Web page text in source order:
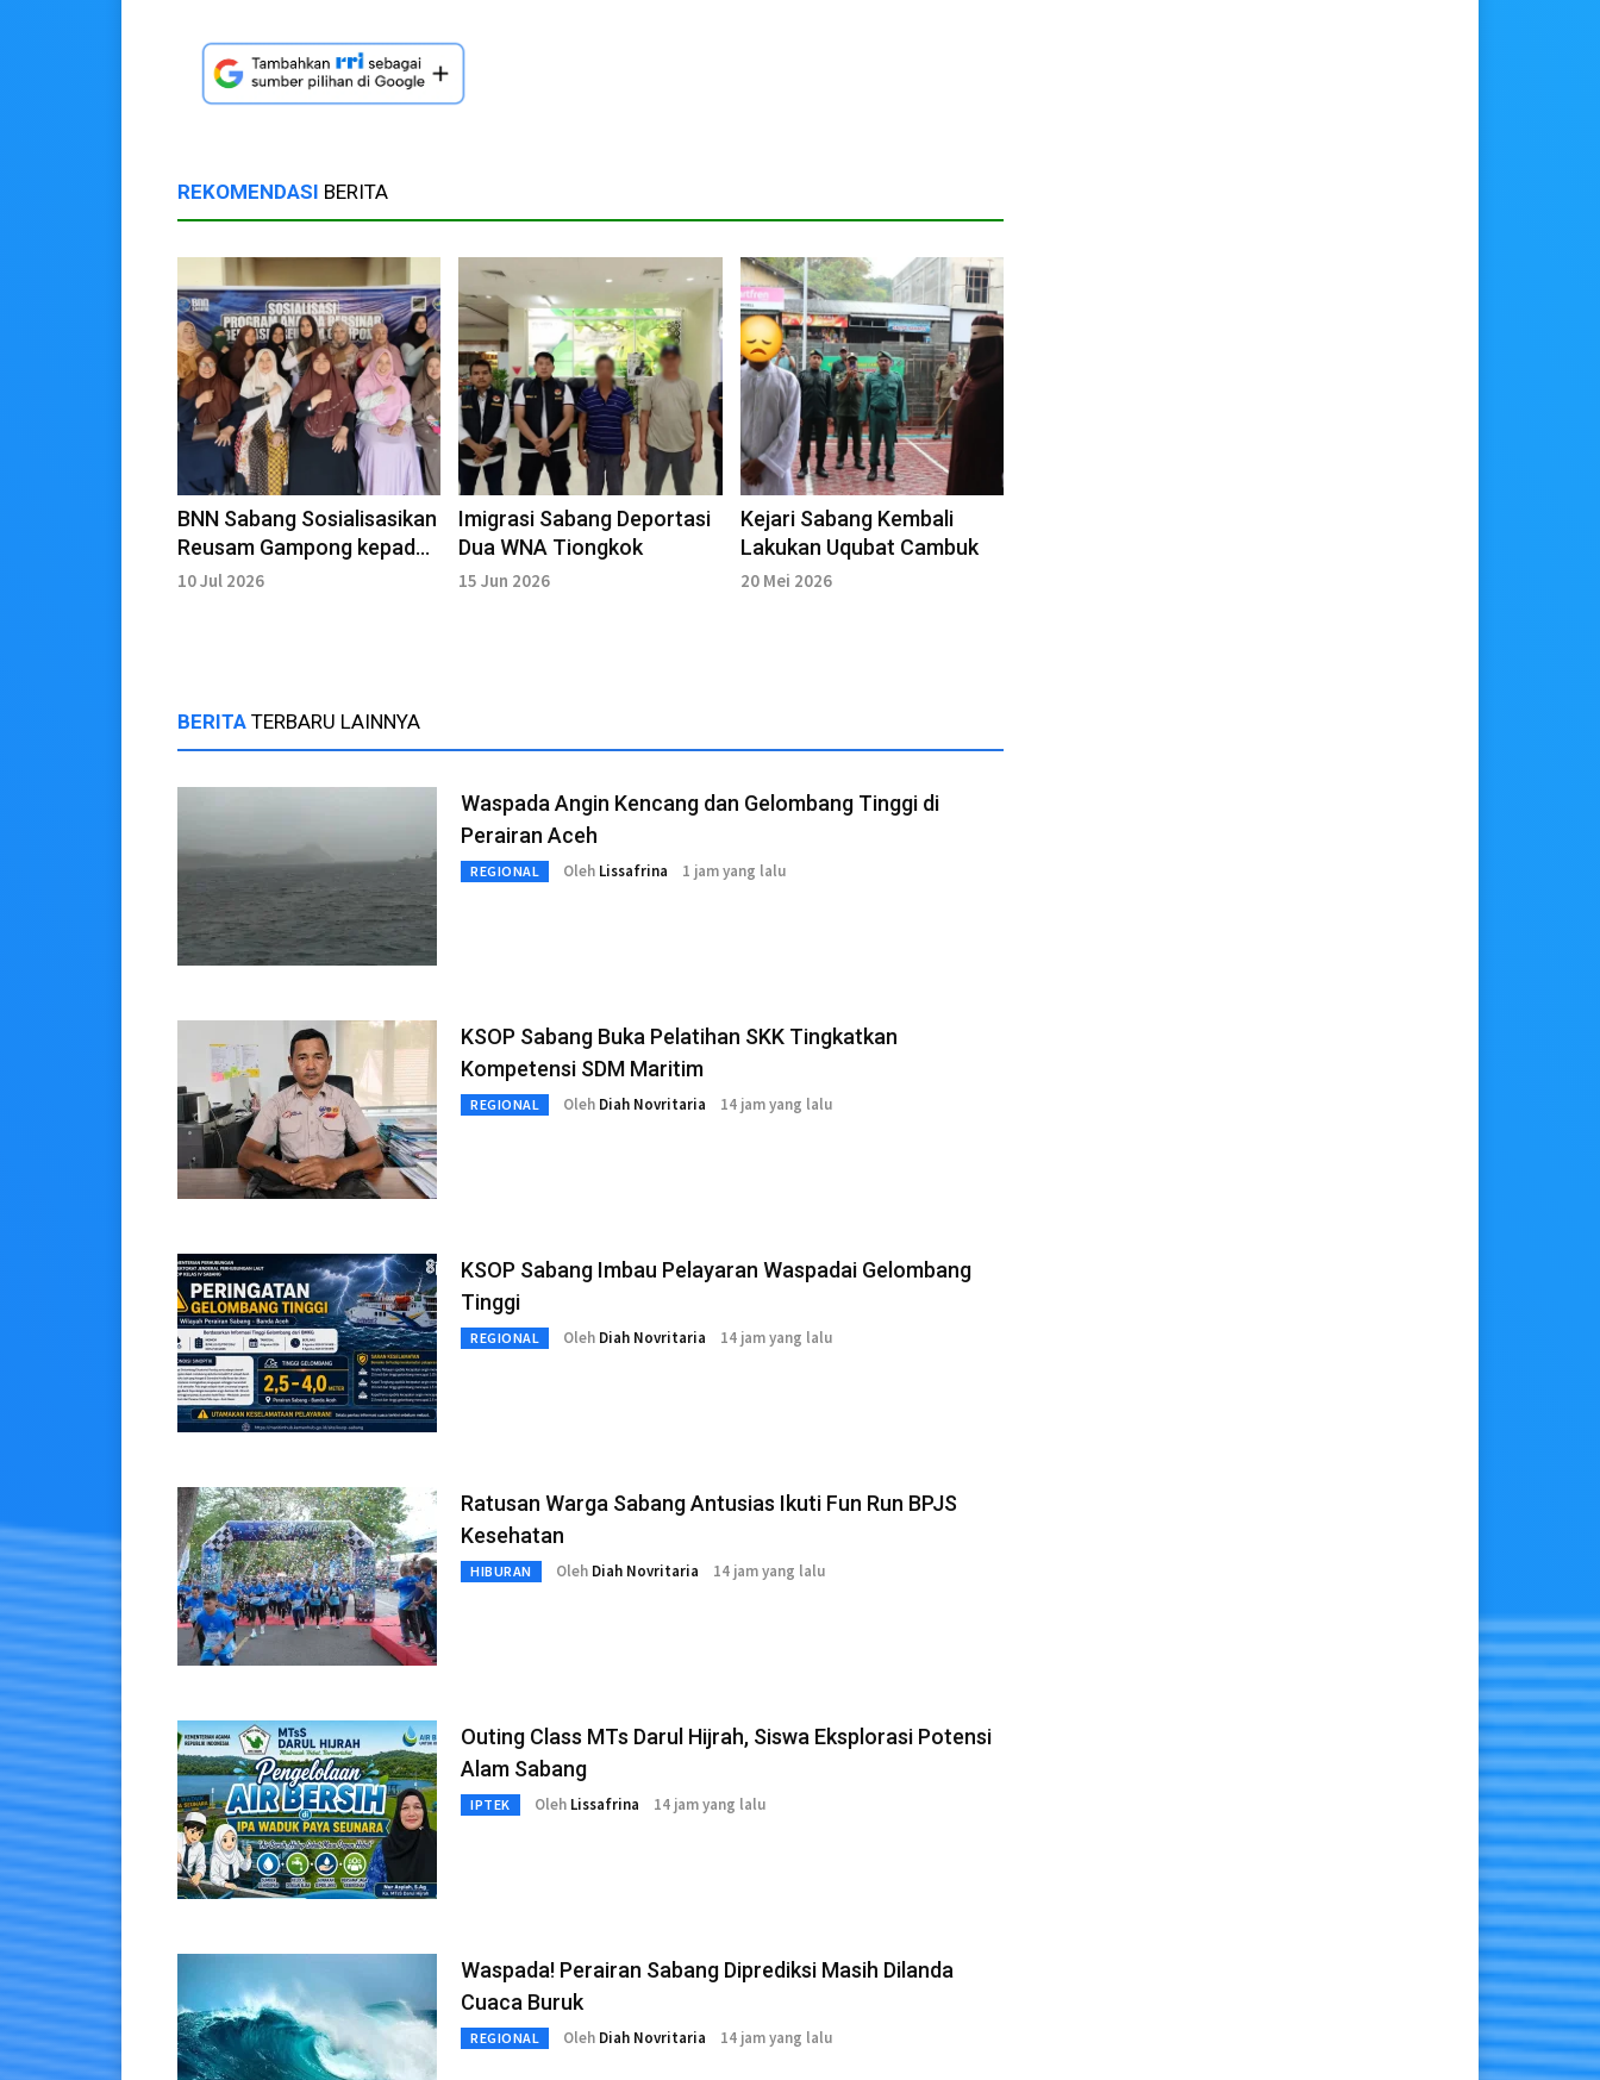
REKOMENDASI BERITA
BNN Sabang Sosialisasikan
Reusam Gampong kepada
IPEMI
10 Jul 2026
Imigrasi Sabang Deportasi
Dua WNA Tiongkok
15 Jun 2026
Kejari Sabang Kembali
Lakukan Uqubat Cambuk
20 Mei 2026
BERITA TERBARU LAINNYA
Waspada Angin Kencang dan Gelombang Tinggi di
Perairan Aceh
REGIONAL Oleh Lissafrina 1 jam yang lalu
KSOP Sabang Buka Pelatihan SKK Tingkatkan
Kompetensi SDM Maritim
REGIONAL Oleh Diah Novritaria 14 jam yang lalu
KSOP Sabang Imbau Pelayaran Waspadai Gelombang
Tinggi
REGIONAL Oleh Diah Novritaria 14 jam yang lalu
Ratusan Warga Sabang Antusias Ikuti Fun Run BPJS
Kesehatan
HIBURAN Oleh Diah Novritaria 14 jam yang lalu
Outing Class MTs Darul Hijrah, Siswa Eksplorasi Potensi
Alam Sabang
IPTEK Oleh Lissafrina 14 jam yang lalu
Waspada! Perairan Sabang Diprediksi Masih Dilanda
Cuaca Buruk
REGIONAL Oleh Diah Novritaria 14 jam yang lalu